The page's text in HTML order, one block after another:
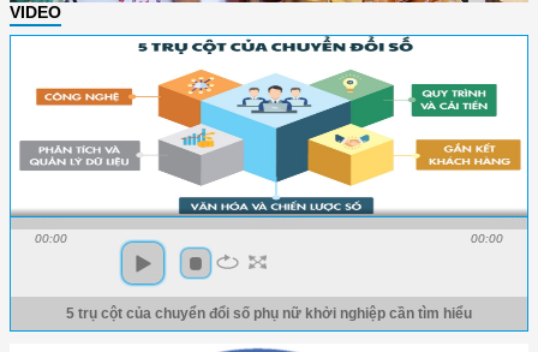
VIDEO
00:00 00:00
5 trụ cột của chuyển đổi số phụ nữ khởi nghiệp cần tìm hiểu